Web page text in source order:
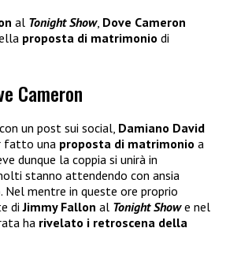
al Tonight Show, Dove Cameron
proposta di matrimonio di
Cameron
un post sui social, Damiano David
fatto una proposta di matrimonio a
dunque la coppia si unirà in
stanno attendendo con ansia
Nel mentre in queste ore proprio
diJimmy Fallon al Tonight Showe nel
ha rivelato i retroscena della